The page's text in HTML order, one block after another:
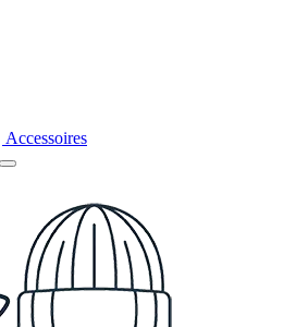
Accessoires